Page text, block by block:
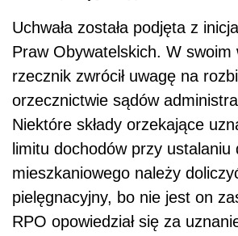
Uchwała została podjęta z
Praw Obywatelskich. W swoim
rzecznik zwrócił uwagę na
orzecznictwie sądów
Niektóre składy orzekające
limitu dochodów przy ustalaniu
mieszkaniowego należy
pielęgnacyjny, bo nie jest on
RPO opowiedział się za